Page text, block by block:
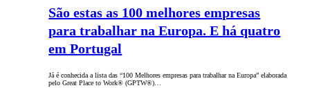
São estas as 100 melhores empresas
para trabalhar na Europa. E há quatro
em Portugal
Já é conhecida a lista das “100 Melhores empresas para trabalhar na Europa” elaborada
pelo Great Place to Work® (GPTW®)…